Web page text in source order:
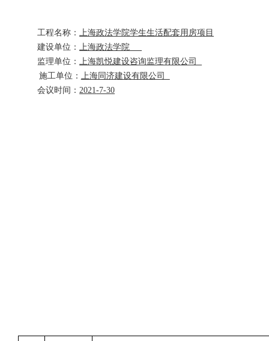
工程名称：
上海政法学院学生生活配套用房项目
建设单位：
上海政法学院
监理单位：
上海凯悦建设咨询监理有限公司
施工单位：
上海同济建设有限公司
会议时间： 2021-7-30